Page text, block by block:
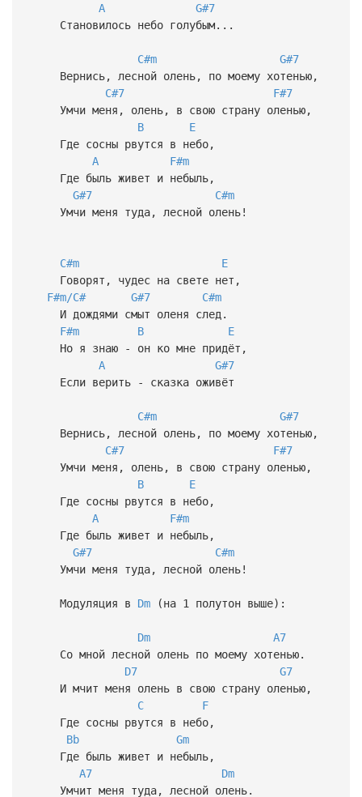
A
G#7
Становилось небо голубым...
C#m
G#7
Вернись, лесной олень, по моему хотенью,
C#7
F#7
Умчи меня, олень, в свою страну оленью,
B
E
Где сосны рвутся в небо,
A
F#m
Где быль живет и небыль,
G#7
C#m
Умчи меня туда, лесной олень!
C#m
E
Говорят, чудес на свете нет,
F#m/C#
G#7
C#m
И дождями смыт оленя след.
F#m
B
E
Но я знаю - он ко мне придёт,
A
G#7
Если верить - сказка оживёт
C#m
G#7
Вернись, лесной олень, по моему хотенью,
C#7
F#7
Умчи меня, олень, в свою страну оленью,
B
E
Где сосны рвутся в небо,
A
F#m
Где быль живет и небыль,
G#7
C#m
Умчи меня туда, лесной олень!
Модуляция в Dm(на 1 полутон выше):
Dm
A7
Со мной лесной олень по моему хотенью.
D7
G7
И мчит меня олень в свою страну оленью,
C
F
Где сосны рвутся в небо,
Bb
Gm
Где быль живет и небыль,
A7
Dm
Умчит меня туда, лесной олень.